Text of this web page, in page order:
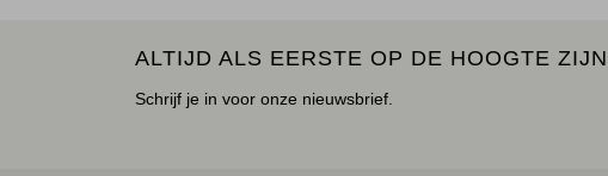
ALTIJD ALS EERSTE OP DE HOOGTE
Schrijf je in voor onze nieuwsbrief.